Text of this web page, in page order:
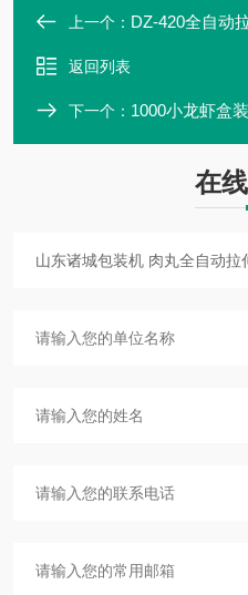
上一个： DZ-420全自动
返回列表
下一个： 1000小龙虾盒装
在